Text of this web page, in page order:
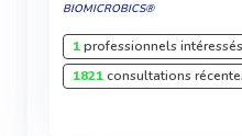
BIOMICROBICS®
1professionnels intéressés
1821consultations